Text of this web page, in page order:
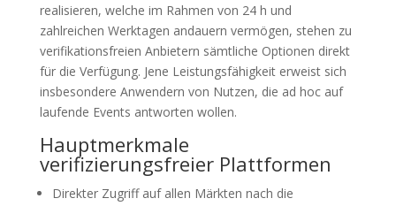
realisieren, welche im Rahmen von 24 h und
zahlreichen Werktagen andauern vermögen, stehen zu
verifikationsfreien Anbietern sämtliche Optionen direkt
für die Verfügung. Jene Leistungsfähigkeit erweist sich
insbesondere Anwendern von Nutzen, die ad hoc auf
laufende Events antworten wollen.
Hauptmerkmale
verifizierungsfreier Plattformen
Direkter Zugriff auf allen Märkten nach die